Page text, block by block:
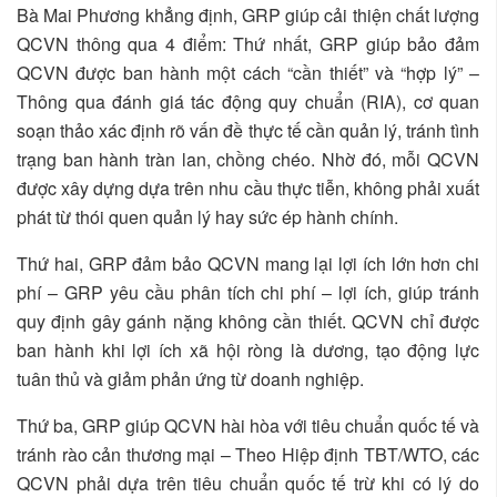
Bà Mai Phương khẳng định, GRP giúp cải thiện chất lượng
QCVN thông qua 4 điểm: Thứ nhất, GRP giúp bảo đảm
QCVN được ban hành một cách “cần thiết” và “hợp lý” –
Thông qua đánh giá tác động quy chuẩn (RIA), cơ quan
soạn thảo xác định rõ vấn đề thực tế cần quản lý, tránh tình
trạng ban hành tràn lan, chồng chéo. Nhờ đó, mỗi QCVN
được xây dựng dựa trên nhu cầu thực tiễn, không phải xuất
phát từ thói quen quản lý hay sức ép hành chính.
Thứ hai, GRP đảm bảo QCVN mang lại lợi ích lớn hơn chi
phí – GRP yêu cầu phân tích chi phí – lợi ích, giúp tránh
quy định gây gánh nặng không cần thiết. QCVN chỉ được
ban hành khi lợi ích xã hội ròng là dương, tạo động lực
tuân thủ và giảm phản ứng từ doanh nghiệp.
Thứ ba, GRP giúp QCVN hài hòa với tiêu chuẩn quốc tế và
tránh rào cản thương mại – Theo Hiệp định TBT/WTO, các
QCVN phải dựa trên tiêu chuẩn quốc tế trừ khi có lý do